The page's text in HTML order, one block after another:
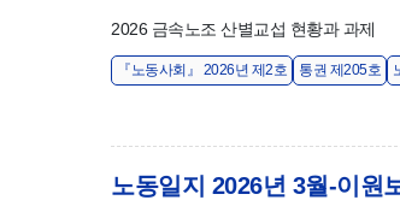
2026 금속노조 산별교섭 현황
『노동사회』 2026년 제2호 통권 제205호
노동일지 2026년 3월-이원